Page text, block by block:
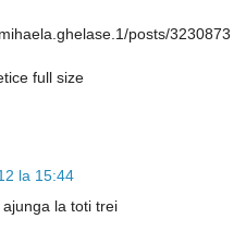
posts/3230873
full size
la 15:44
la toti trei